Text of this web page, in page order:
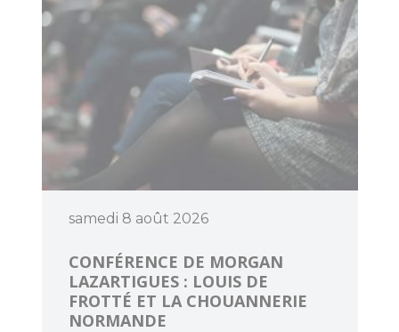
samedi 8 août 2026
CONFÉRENCE DE MORGAN
LAZARTIGUES : LOUIS DE
FROTTÉ ET LA CHOUANNERIE
NORMANDE